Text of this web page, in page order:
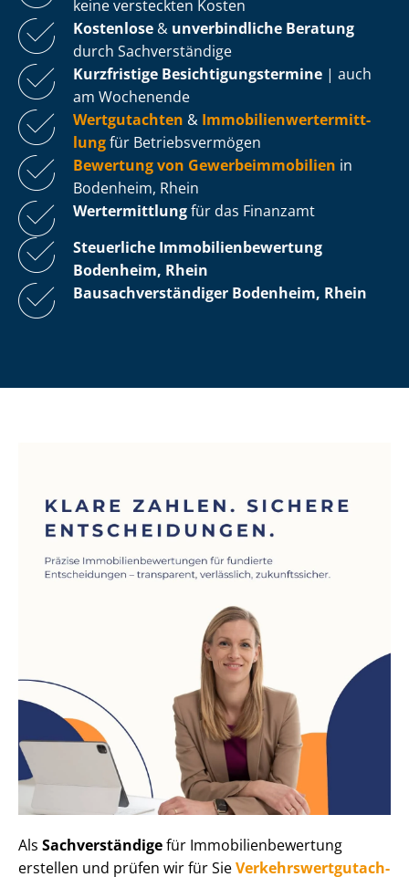
keine versteckten Kosten
Kostenlose & unverbindliche Beratung
durch Sachverständige
Kurzfristige Be­sich­ti­gungs­ter­mi­ne | auch
am Wochenende
Wertgutachten & Im­mo­bi­li­en­wert­ermitt­
lungfür Be­triebs­ver­mö­gen
Bewertung von Ge­wer­be­im­mo­bi­li­en in
Bodenheim, Rhein
Wertermittlungfür das Finanzamt
Steuerliche Im­mo­bi­li­en­be­wer­tung
Bodenheim, Rhein
Bau­sach­ver­stän­di­ger Bodenheim, Rhein
Als Sachverständigefür Im­mo­bi­li­en­be­wer­tung
erstellen und prüfen wir für SieVer­kehrs­wert­gut­ach­